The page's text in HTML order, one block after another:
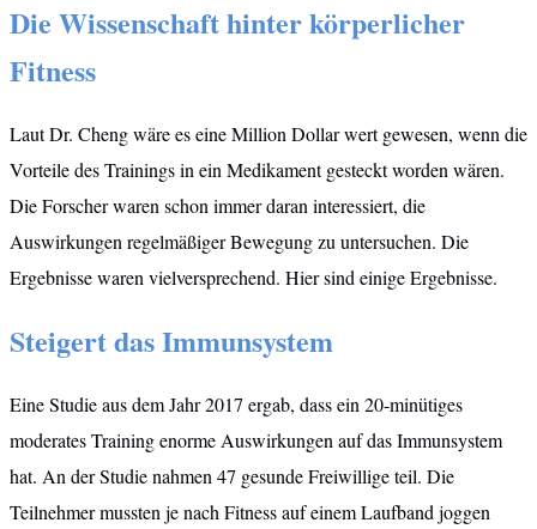
Die Wissenschaft hinter körperlicher
Fitness
Laut Dr. Cheng wäre es eine Million Dollar wert gewesen, wenn die
Vorteile des Trainings in ein Medikament gesteckt worden wären.
Die Forscher waren schon immer daran interessiert, die
Auswirkungen regelmäßiger Bewegung zu untersuchen. Die
Ergebnisse waren vielversprechend. Hier sind einige Ergebnisse.
Steigert das Immunsystem
Eine Studie aus dem Jahr 2017 ergab, dass ein 20-minütiges
moderates Training enorme Auswirkungen auf das Immunsystem
hat. An der Studie nahmen 47 gesunde Freiwillige teil. Die
Teilnehmer mussten je nach Fitness auf einem Laufband joggen